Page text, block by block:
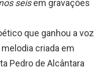
seisem gravações
que ganhou a voz
criada em
Pedro de Alcântara